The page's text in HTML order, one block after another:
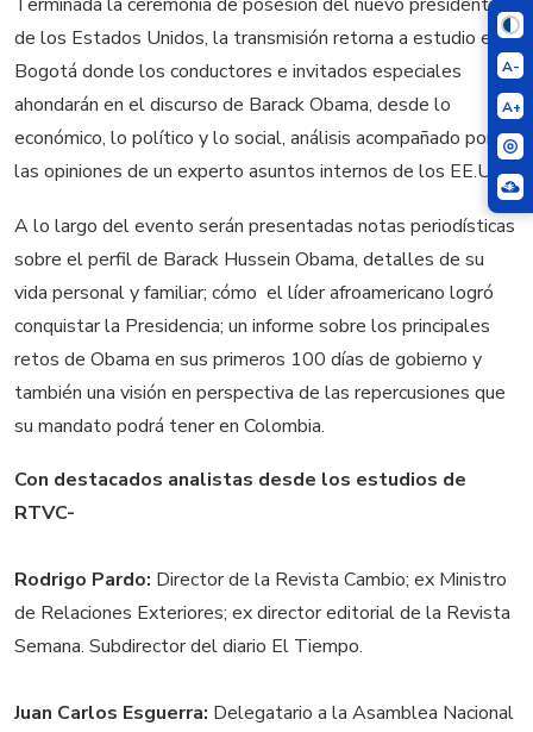
A-
A+
de los Estados Unidos, la transmisión retorna a estudio en
Bogotá donde los conductores e invitados especiales
ahondarán en el discurso de Barack Obama, desde lo
económico, lo político y lo social, análisis acompañado por
las opiniones de un experto asuntos internos de los EE.UU.
A lo largo del evento serán presentadas notas periodísticas
sobre el perfil de Barack Hussein Obama, detalles de su
vida personal y familiar; cómo el líder afroamericano logró
conquistar la Presidencia; un informe sobre los principales
retos de Obama en sus primeros 100 días de gobierno y
también una visión en perspectiva de las repercusiones que
su mandato podrá tener en Colombia.
Con destacados analistas desde los estudios de
RTVC-
Rodrigo Pardo: Director de la Revista Cambio; ex Ministro
de Relaciones Exteriores; ex director editorial de la Revista
Semana. Subdirector del diario El Tiempo.
Juan Carlos Esguerra: Delegatario a la Asamblea Nacional